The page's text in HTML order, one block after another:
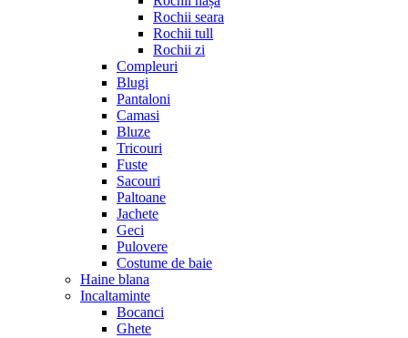
Rochii seara
Rochii tull
Rochii zi
Compleuri
Blugi
Pantaloni
Camasi
Bluze
Tricouri
Fuste
Sacouri
Paltoane
Jachete
Geci
Pulovere
Costume de baie
Haine blana
Incaltaminte
Bocanci
Ghete